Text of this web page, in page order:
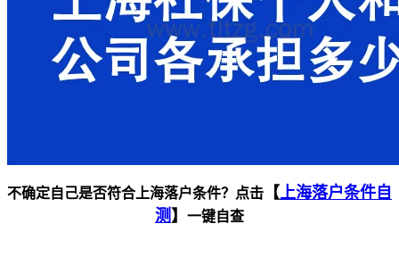
不确定自己是否符合上海落户条件？点击 【 上海落户条件自
测 】 一键自查